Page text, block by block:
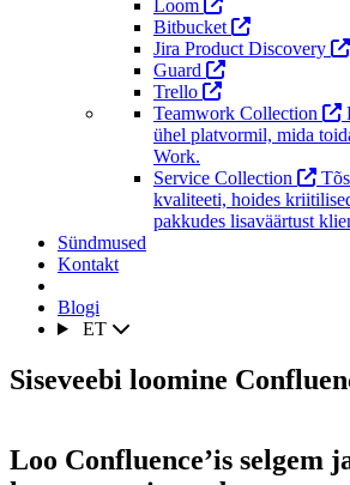
Loom
Bitbucket
Jira Product Discovery
Guard
Trello
Teamwork Collection
ühel platvormil, mida
Work.
Service Collection
kvaliteeti, hoides
pakkudes lisaväärtust
Sündmused
Kontakt
Blogi
ET
Siseveebi loomine
Loo Confluence’is selgem